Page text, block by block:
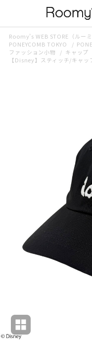
Roomy’s WEB STORE（ルー
PONEYCOMB TOKYO
ファッション小物
キャップ
【Disney】スティッチ/キャッ